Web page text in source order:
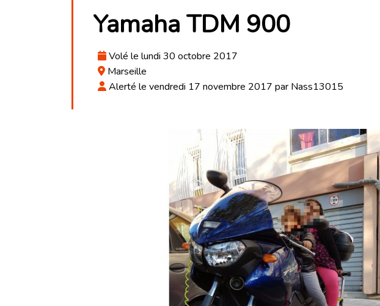
Yamaha TDM 900
Volé le lundi 30 octobre 2017
Marseille
Alerté le vendredi 17 novembre 2017 par Nass13015